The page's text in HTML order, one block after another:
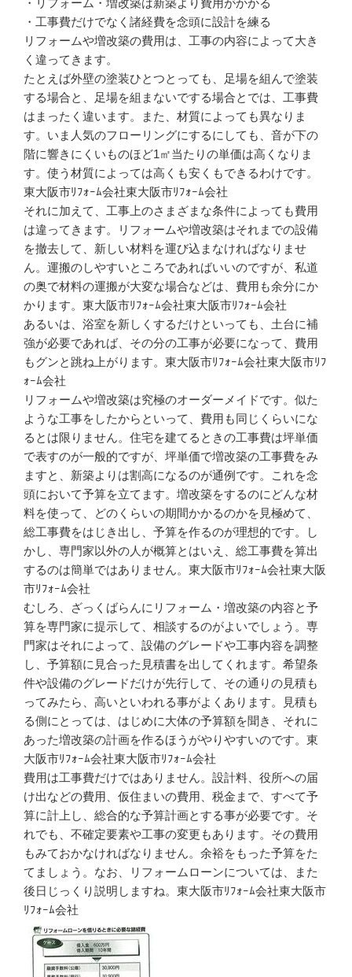
・リフォーム・増改築は新築より費用がかかる
・工事費だけでなく諸経費を念頭に設計を練る
リフォームや増改築の費用は、工事の内容によって大き
く違ってきます。
たとえば外壁の塗装ひとつとっても、足場を組んで塗装
する場合と、足場を組まないでする場合とでは、工事費
はまったく違います。また、材質によっても異なりま
す。いま人気のフローリングにするにしても、音が下の
階に響きにくいものほど1㎡当たりの単価は高くなりま
す。使う材質によっては高くも安くもできるわけです。
東大阪市ﾘﾌｫｰﾑ会社東大阪市ﾘﾌｫｰﾑ会社
それに加えて、工事上のさまざまな条件によっても費用
は違ってきます。リフォームや増改築はそれまでの設備
を撤去して、新しい材料を運び込まなければなりませ
ん。運搬のしやすいところであればいいのですが、私道
の奥で材料の運搬が大変な場合などは、費用も余分にか
かります。東大阪市ﾘﾌｫｰﾑ会社東大阪市ﾘﾌｫｰﾑ会社
あるいは、浴室を新しくするだけといっても、土台に補
強が必要であれば、その分の工事が必要になって、費用
もグンと跳ね上がります。東大阪市ﾘﾌｫｰﾑ会社東大阪市ﾘﾌ
ｫｰﾑ会社
リフォームや増改築は究極のオーダーメイドです。似た
ような工事をしたからといって、費用も同じくらいにな
るとは限りません。住宅を建てるときの工事費は坪単価
で表すのが一般的ですが、坪単価で増改築の工事費をみ
ますと、新築よりは割高になるのが通例です。これを念
頭において予算を立てます。増改築をするのにどんな材
料を使って、どのくらいの期間かかるのかを見極めて、
総工事費をはじき出し、予算を作るのが理想的です。し
かし、専門家以外の人が概算とはいえ、総工事費を算出
するのは簡単ではありません。東大阪市ﾘﾌｫｰﾑ会社東大阪
市ﾘﾌｫｰﾑ会社
むしろ、ざっくばらんにリフォーム・増改築の内容と予
算を専門家に提示して、相談するのがよいでしょう。専
門家はそれによって、設備のグレードや工事内容を調整
し、予算額に見合った見積書を出してくれます。希望条
件や設備のグレードだけが先行して、その通りの見積も
ってみたら、高いといわれる事がよくあります。見積も
る側にとっては、はじめに大体の予算額を聞き、それに
あった増改築の計画を作るほうがやりやすいのです。東
大阪市ﾘﾌｫｰﾑ会社東大阪市ﾘﾌｫｰﾑ会社
費用は工事費だけではありません。設計料、役所への届
け出などの費用、仮住まいの費用、税金まで、すべて予
算に計上し、総合的な予算計画とする事が必要です。そ
れでも、不確定要素や工事の変更もあります。その費用
もみておかなければなりません。余裕をもった予算をた
てましょう。なお、リフォームローンについては、また
後日じっくり説明しますね。東大阪市ﾘﾌｫｰﾑ会社東大阪市
ﾘﾌｫｰﾑ会社